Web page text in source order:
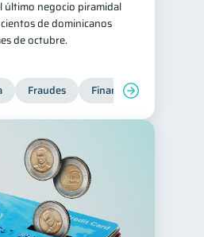
último negocio piramidal
de dominicanos
de octubre.
Fraudes Finanzas personales